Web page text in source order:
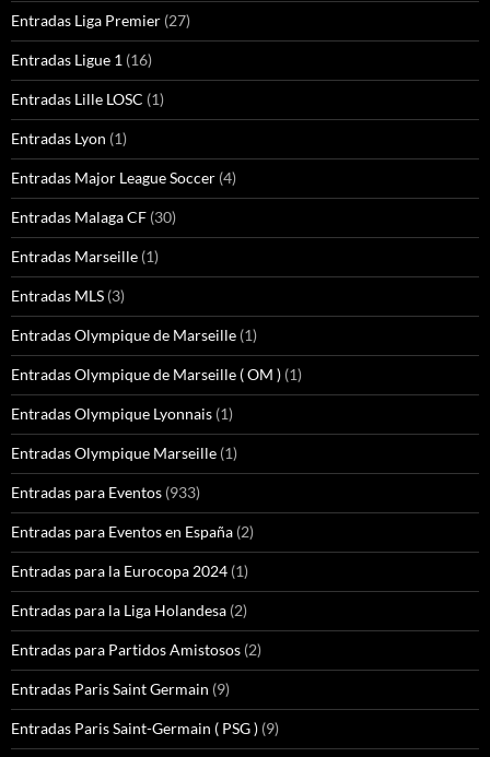
Entradas Liga Premier (27)
Entradas Ligue 1 (16)
Entradas Lille LOSC (1)
Entradas Lyon (1)
Entradas Major League Soccer (4)
Entradas Malaga CF (30)
Entradas Marseille (1)
Entradas MLS (3)
Entradas Olympique de Marseille (1)
Entradas Olympique de Marseille ( OM ) (1)
Entradas Olympique Lyonnais (1)
Entradas Olympique Marseille (1)
Entradas para Eventos (933)
Entradas para Eventos en España (2)
Entradas para la Eurocopa 2024 (1)
Entradas para la Liga Holandesa (2)
Entradas para Partidos Amistosos (2)
Entradas Paris Saint Germain (9)
Entradas Paris Saint-Germain ( PSG ) (9)